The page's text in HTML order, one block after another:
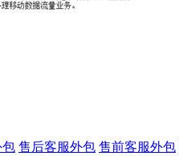
包 售后客服外包 售前客服外包